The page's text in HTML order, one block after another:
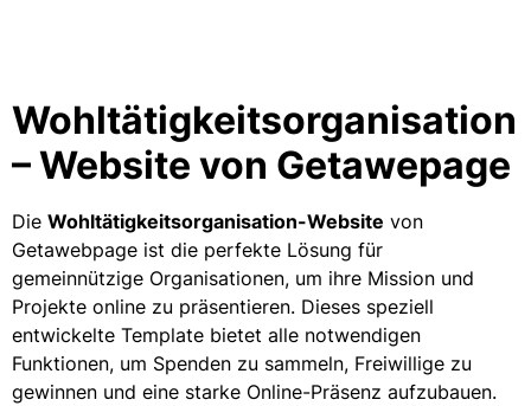
Wohltätigkeitsorganisation
– Website von Getawepage
Die Wohltätigkeitsorganisation-Website von
Getawebpage ist die perfekte Lösung für
gemeinnützige Organisationen, um ihre Mission und
Projekte online zu präsentieren. Dieses speziell
entwickelte Template bietet alle notwendigen
Funktionen, um Spenden zu sammeln, Freiwillige zu
gewinnen und eine starke Online-Präsenz aufzubauen.